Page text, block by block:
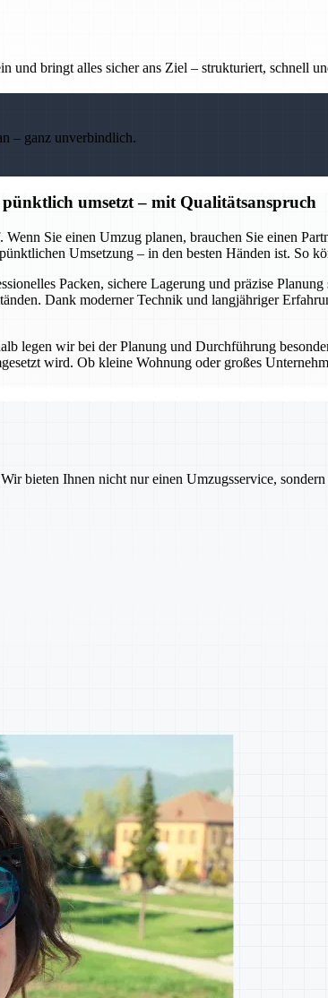
und bringt alles sicher ans Ziel – strukturiert, schnell
– ganz unverbindlich.
umsetzt – mit Qualitätsanspruch
Sie einen Umzug planen, brauchen Sie einen
Umsetzung – in den besten Händen ist. So
Packen, sichere Lagerung und präzise
Dank moderner Technik und langjähriger
legen wir bei der Planung und Durchführung
wird. Ob kleine Wohnung oder großes
bieten Ihnen nicht nur einen Umzugsservice,